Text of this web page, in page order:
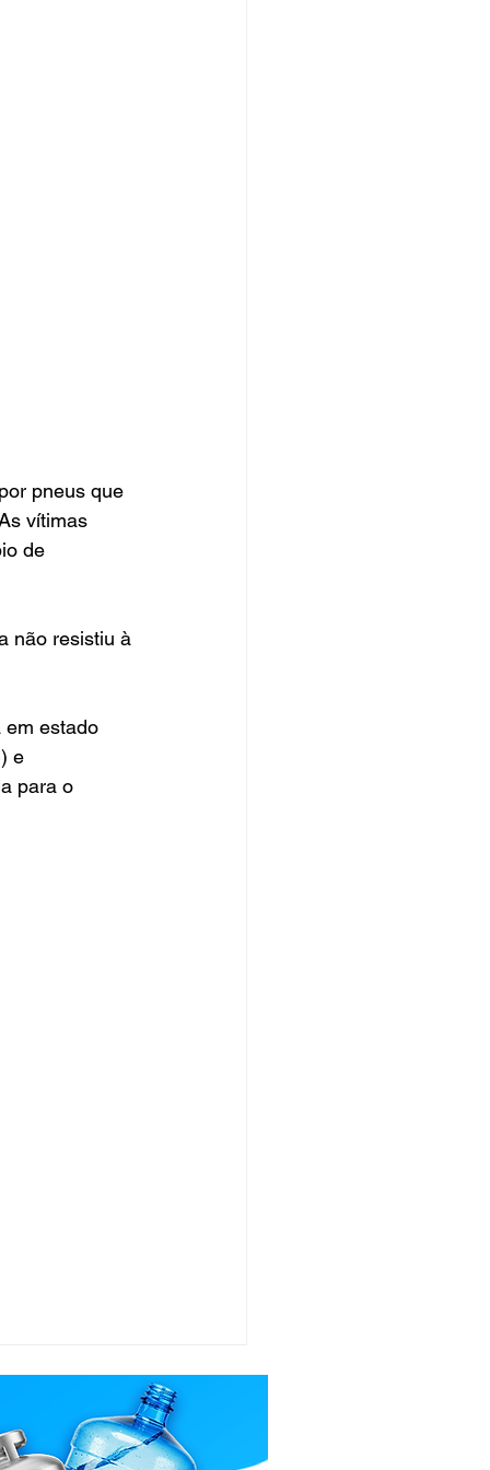
pneus que
vítimas
de
não resistiu à
em estado
e
para o